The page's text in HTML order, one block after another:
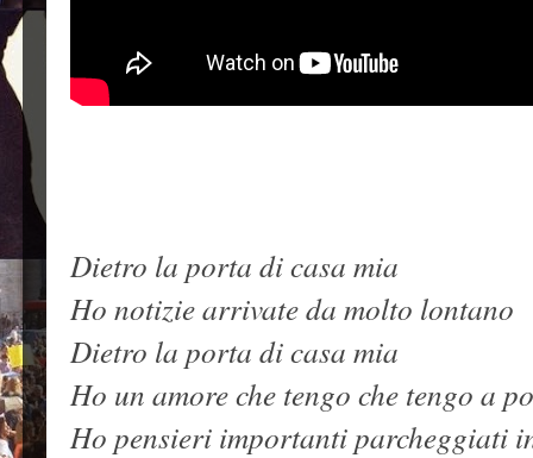
Dietro la porta di casa mia
Ho notizie arrivate da molto lontano
Dietro la porta di casa mia
Ho un amore che tengo che tengo a
Ho pensieri importanti parcheggiati